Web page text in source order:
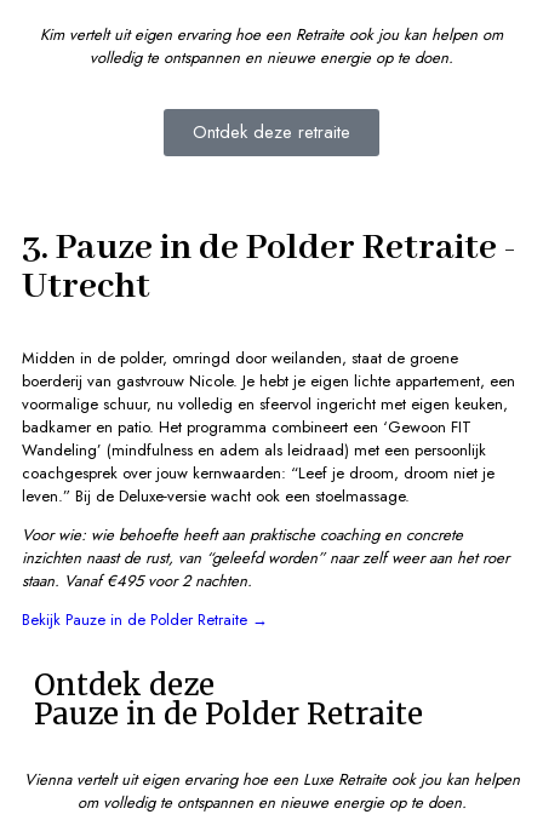
Kim vertelt uit eigen ervaring hoe een Retraite ook jou kan helpen om
volledig te ontspannen en nieuwe energie op te doen.
Ontdek deze retraite
3. Pauze in de Polder Retraite -
Utrecht
Midden in de polder, omringd door weilanden, staat de groene
boerderij van gastvrouw Nicole. Je hebt je eigen lichte appartement, een
voormalige schuur, nu volledig en sfeervol ingericht met eigen keuken,
badkamer en patio. Het programma combineert een ‘Gewoon FIT
Wandeling’ (mindfulness en adem als leidraad) met een persoonlijk
coachgesprek over jouw kernwaarden: “Leef je droom, droom niet je
leven.” Bij de Deluxe-versie wacht ook een stoelmassage.
Voor wie: wie behoefte heeft aan praktische coaching en concrete
inzichten naast de rust, van “geleefd worden” naar zelf weer aan het roer
staan. Vanaf €495 voor 2 nachten.
Bekijk Pauze in de Polder Retraite →
Ontdek deze
Pauze in de Polder Retraite
Vienna vertelt uit eigen ervaring hoe een Luxe Retraite ook jou kan helpen
om volledig te ontspannen en nieuwe energie op te doen.